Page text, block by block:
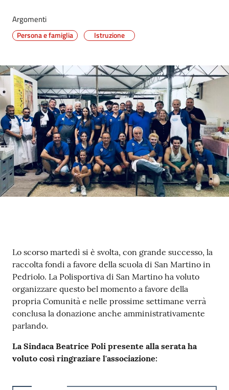
gli
argomenti
Argomenti
Persona e famiglia Istruzione
Contenuto
Lo scorso martedì si è svolta, con grande successo, la
raccolta fondi a favore della scuola di San Martino in
Pedriolo. La Polisportiva di San Martino ha voluto
organizzare questo bel momento a favore della
propria Comunità e nelle prossime settimane verrà
conclusa la donazione anche amministrativamente
parlando.
La Sindaca Beatrice Poli presente alla serata ha
voluto così ringraziare l'associazione: